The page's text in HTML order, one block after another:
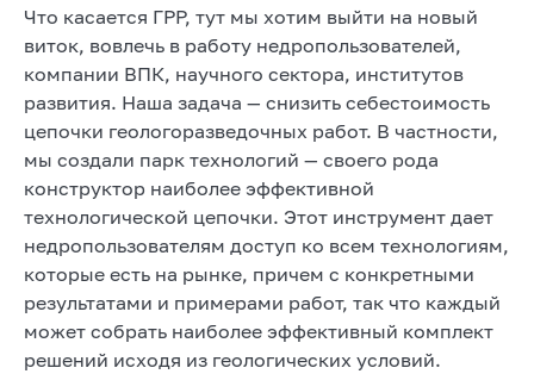
Что касается ГРР, тут мы хотим выйти на новый
виток, вовлечь в работу недропользователей,
компании ВПК, научного сектора, институтов
развития. Наша задача — снизить себестоимость
цепочки геологоразведочных работ. В частности,
мы создали парк технологий — своего рода
конструктор наиболее эффективной
технологической цепочки. Этот инструмент дает
недропользователям доступ ко всем технологиям,
которые есть на рынке, причем с конкретными
результатами и примерами работ, так что каждый
может собрать наиболее эффективный комплект
решений исходя из геологических условий.